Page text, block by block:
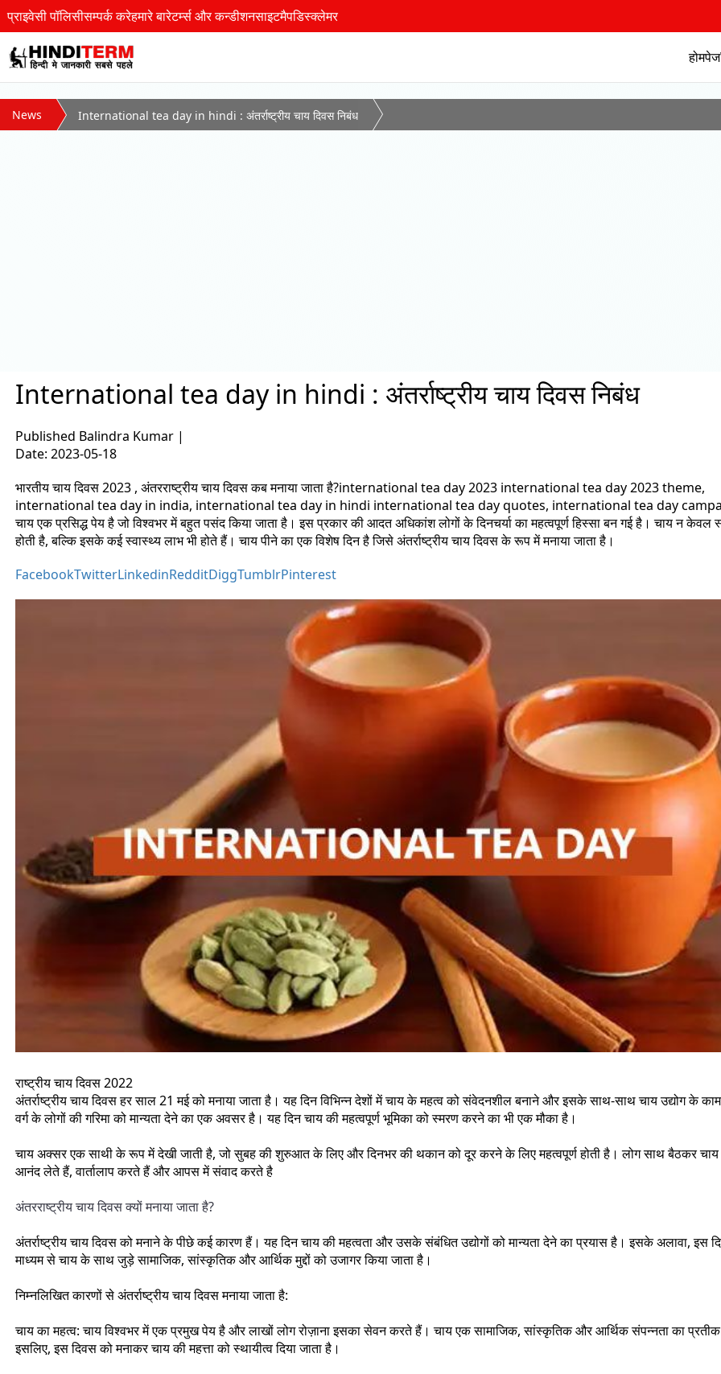
प्राइवेसी पॉलिसीसम्पर्क करेहमारे बारेटर्म्स और कन्डीशनसाइटमैपडिस्क्लेमर
होमपेज
News International tea day in hindi : अंतर्राष्ट्रीय चाय दिवस निबंध
International tea day in hindi : अंतर्राष्ट्रीय चाय दिवस निबंध
Published Balindra Kumar |
Date: 2023-05-18
भारतीय चाय दिवस 2023 , अंतरराष्ट्रीय चाय दिवस कब मनाया जाता है?international tea day 2023 international tea day 2023 theme,
international tea day in india, international tea day in hindi international tea day quotes, international tea day
चाय एक प्रसिद्ध पेय है जो विश्वभर में बहुत पसंद किया जाता है। इस प्रकार की आदत अधिकांश लोगों के दिनचर्या का महत्वपूर्ण हिस्सा बन गई है। चाय न केवल
होती है, बल्कि इसके कई स्वास्थ्य लाभ भी होते हैं। चाय पीने का एक विशेष दिन है जिसे अंतर्राष्ट्रीय चाय दिवस के रूप में मनाया जाता है।
FacebookTwitterLinkedinRedditDiggTumblrPinterest
राष्ट्रीय चाय दिवस 2022
अंतर्राष्ट्रीय चाय दिवस हर साल 21 मई को मनाया जाता है। यह दिन विभिन्न देशों में चाय के महत्व को संवेदनशील बनाने और इसके साथ-साथ चाय उद्योग के
वर्ग के लोगों की गरिमा को मान्यता देने का एक अवसर है। यह दिन चाय की महत्वपूर्ण भूमिका को स्मरण करने का भी एक मौका है।
चाय अक्सर एक साथी के रूप में देखी जाती है, जो सुबह की शुरुआत के लिए और दिनभर की थकान को दूर करने के लिए महत्वपूर्ण होती है। लोग साथ बैठकर
आनंद लेते हैं, वार्तालाप करते हैं और आपस में संवाद करते है
अंतरराष्ट्रीय चाय दिवस क्यों मनाया जाता है?
अंतर्राष्ट्रीय चाय दिवस को मनाने के पीछे कई कारण हैं। यह दिन चाय की महत्वता और उसके संबंधित उद्योगों को मान्यता देने का प्रयास है। इसके अलावा, इस
माध्यम से चाय के साथ जुड़े सामाजिक, सांस्कृतिक और आर्थिक मुद्दों को उजागर किया जाता है।
निम्नलिखित कारणों से अंतर्राष्ट्रीय चाय दिवस मनाया जाता है:
चाय का महत्व: चाय विश्वभर में एक प्रमुख पेय है और लाखों लोग रोज़ाना इसका सेवन करते हैं। चाय एक सामाजिक, सांस्कृतिक और आर्थिक संपन्नता का
इसलिए, इस दिवस को मनाकर चाय की महत्ता को स्थायीत्व दिया जाता है।